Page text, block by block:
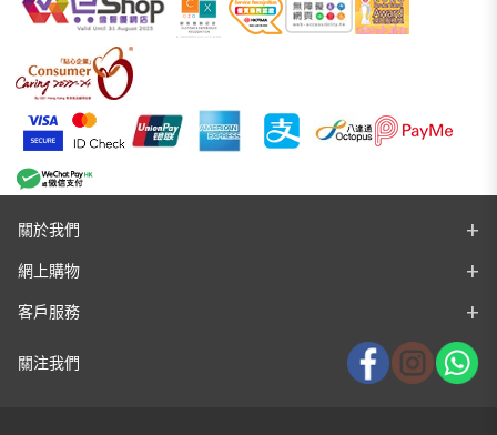
關於我們
網上購物
客戶服務
關注我們